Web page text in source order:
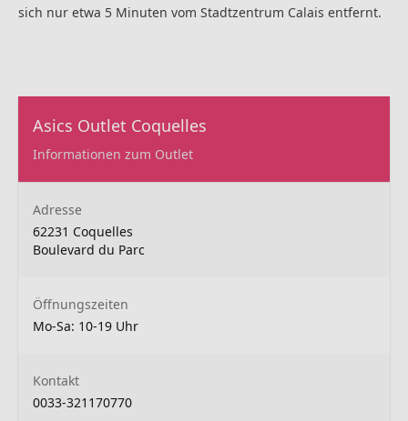
sich nur etwa 5 Minuten vom Stadtzentrum Calais entfernt.
Asics Outlet Coquelles
Informationen zum Outlet
Adresse
62231 Coquelles
Boulevard du Parc
Öffnungszeiten
Mo-Sa: 10-19 Uhr
Kontakt
0033-321170770